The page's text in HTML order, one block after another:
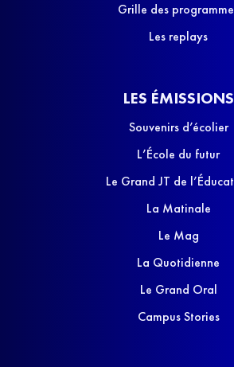
Grille des
Les replays
LES ÉMISSIONS
Souvenirs d’écolier
L’École du futur
Le Grand JT de
La Matinale
Le Mag
La Quotidienne
Le Grand Oral
Campus Stories